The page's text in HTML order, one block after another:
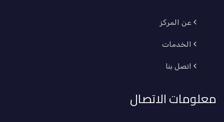
عن المركز
الخدمات
اتصل بنا
معلومات الاتصال